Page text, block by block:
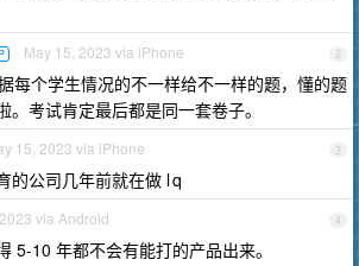
2
May 15, 2023 via iPhone
每个学生情况的不一样给不一样的题，懂的题
。考试肯定最后都是同一套卷子。
3
15, 2023 via iPhone
的公司几年前就在做 l q
4
via Android
5-10 年都不会有能打的产品出来。